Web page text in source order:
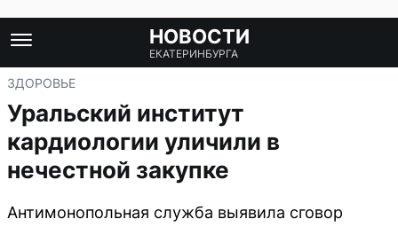
НОВОСТИ
ЕКАТЕРИНБУРГА
ЗДОРОВЬЕ
Уральский институт
кардиологии уличили в
нечестной закупке
Антимонопольная служба выявила сговор